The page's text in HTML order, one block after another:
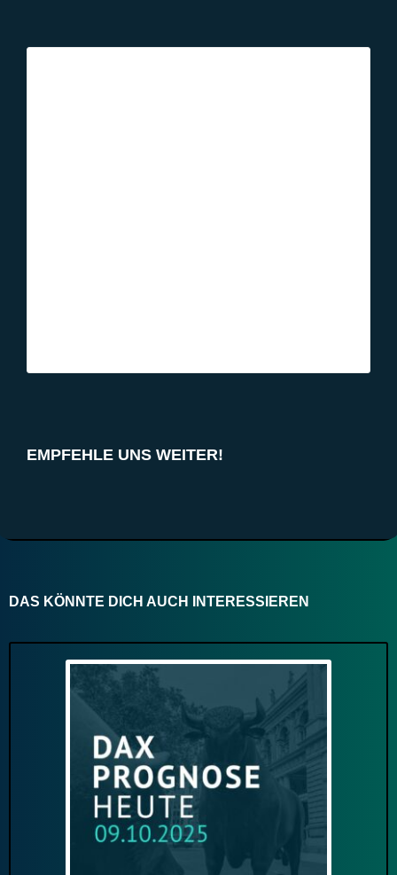
EMPFEHLE UNS WEITER!
DAS KÖNNTE DICH AUCH INTERESSIEREN